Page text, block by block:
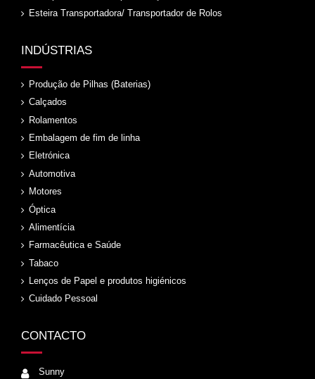
Esteira Transportadora/ Transportador de Rolos
INDÚSTRIAS
Produção de Pilhas (Baterias)
Calçados
Rolamentos
Embalagem de fim de linha
Eletrónica
Automotiva
Motores
Óptica
Alimentícia
Farmacêutica e Saúde
Tabaco
Lenços de Papel e produtos higiénicos
Cuidado Pessoal
CONTACTO
Sunny